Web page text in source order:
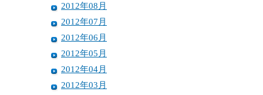
2012年08月
2012年07月
2012年06月
2012年05月
2012年04月
2012年03月